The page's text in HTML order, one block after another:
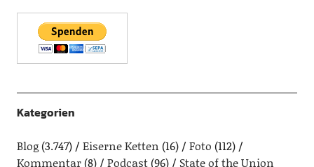
Kategorien
Blog(3.747) Eiserne Ketten (16) Foto (112)
Kommentar(8) Podcast(96) State of the Union